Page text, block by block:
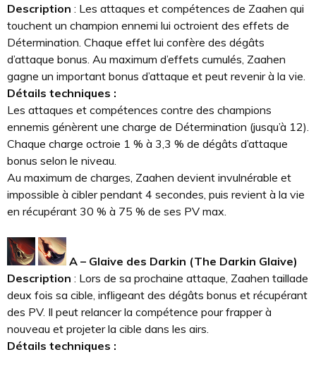
Description : Les attaques et compétences de Zaahen qui
touchent un champion ennemi lui octroient des effets de
Détermination. Chaque effet lui confère des dégâts
d’attaque bonus. Au maximum d’effets cumulés, Zaahen
gagne un important bonus d’attaque et peut revenir à la vie.
Détails techniques :
Les attaques et compétences contre des champions
ennemis génèrent une charge de Détermination (jusqu’à 12).
Chaque charge octroie 1 % à 3,3 % de dégâts d’attaque
bonus selon le niveau.
Au maximum de charges, Zaahen devient invulnérable et
impossible à cibler pendant 4 secondes, puis revient à la vie
en récupérant 30 % à 75 % de ses PV max.
A – Glaive des Darkin (The Darkin Glaive)
Description : Lors de sa prochaine attaque, Zaahen taillade
deux fois sa cible, infligeant des dégâts bonus et récupérant
des PV. Il peut relancer la compétence pour frapper à
nouveau et projeter la cible dans les airs.
Détails techniques :